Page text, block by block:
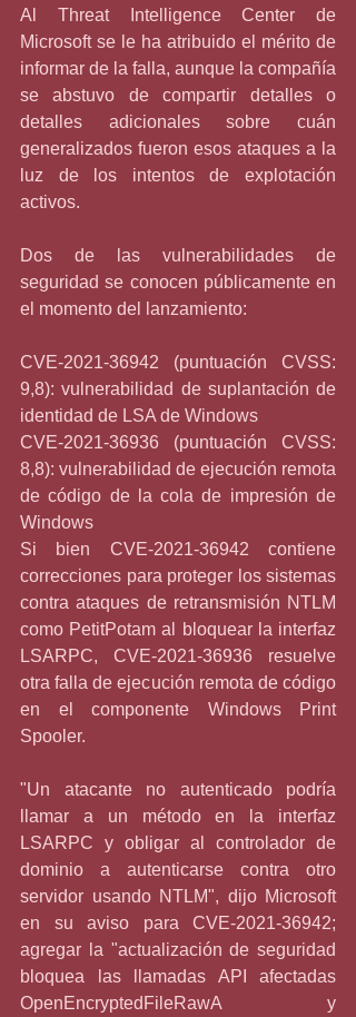
Al Threat Intelligence Center de
Microsoft se le ha atribuido el mérito de
informar de la falla, aunque la compañía
se abstuvo de compartir detalles o
detalles adicionales sobre cuán
generalizados fueron esos ataques a la
luz de los intentos de explotación
activos.
Dos de las vulnerabilidades de
seguridad se conocen públicamente en
el momento del lanzamiento:
CVE-2021-36942 (puntuación CVSS:
9,8): vulnerabilidad de suplantación de
identidad de LSA de Windows
CVE-2021-36936 (puntuación CVSS:
8,8): vulnerabilidad de ejecución remota
de código de la cola de impresión de
Windows
Si bien CVE-2021-36942 contiene
correcciones para proteger los sistemas
contra ataques de retransmisión NTLM
como PetitPotam al bloquear la interfaz
LSARPC, CVE-2021-36936 resuelve
otra falla de ejecución remota de código
en el componente Windows Print
Spooler.
"Un atacante no autenticado podría
llamar a un método en la interfaz
LSARPC y obligar al controlador de
dominio a autenticarse contra otro
servidor usando NTLM", dijo Microsoft
en su aviso para CVE-2021-36942;
agregar la "actualización de seguridad
bloquea las llamadas API afectadas
OpenEncryptedFileRawA y